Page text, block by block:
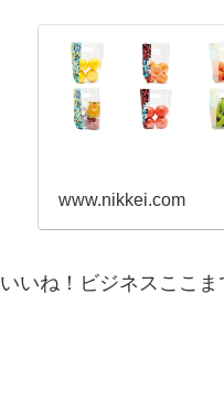
www.nikkei.com
いいね！ビジネスここま